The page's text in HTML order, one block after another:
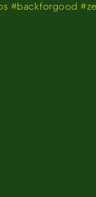
#backforgood